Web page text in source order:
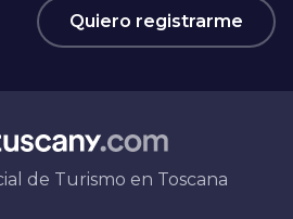
Quiero registrarme
de Turismo en Toscana